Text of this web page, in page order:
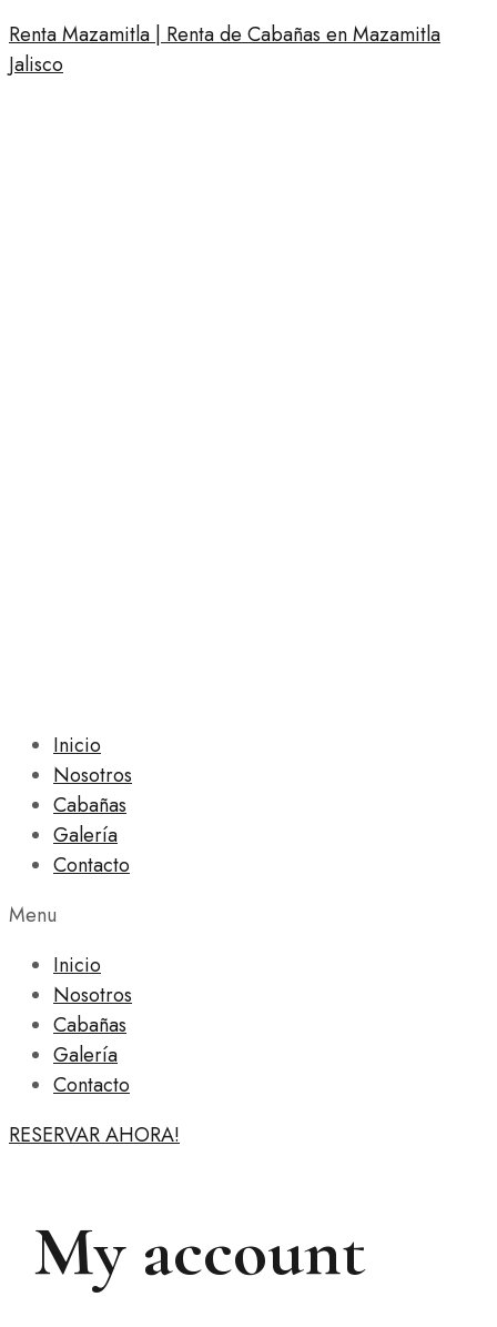
Renta Mazamitla | Renta de Cabañas en Mazamitla
Jalisco
Inicio
Nosotros
Cabañas
Galería
Contacto
Menu
Inicio
Nosotros
Cabañas
Galería
Contacto
RESERVAR AHORA!
My account